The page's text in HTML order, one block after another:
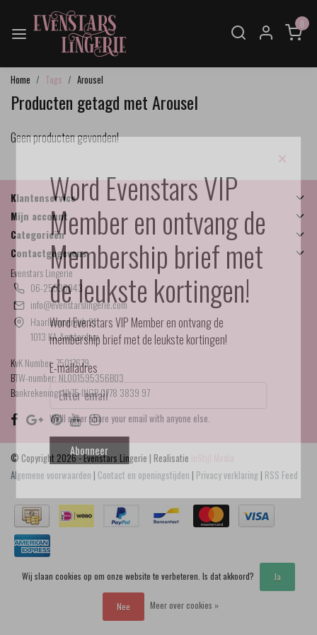
0
Home Tags Arousel
Producten getagd met Arousel
Geen producten gevonden!
Klantenservice
Mijn account
Categorieën
Contactgegevens
Evenstars Lingerie
06-25536043
info@evenstarslingerie.com
Haarlemmerdijk 21
1013 KA Amsterdam
KvK Number: 75017679
BTW-number: NL001595356B03
Bankrekening: NL75 INGB 0778 3839 97
© Copyright 2026 - Evenstars Lingerie | Realisatie
Algemene voorwaarden | Contact en openingstijden | Privacy verklaring | RSS Feed
×
Word Evenstars VIP
Member en ontvang de
Membership brief met
de leukste kortingen!
Word Evenstars VIP Member en ontvang de
membership brief met de leukste kortingen!
E-mailadres
We'll never share your email with anyone else.
Abonneer
Wij slaan cookies op om onze website te verbeteren. Is dat akkoord? Ja
Nee Meer over cookies »